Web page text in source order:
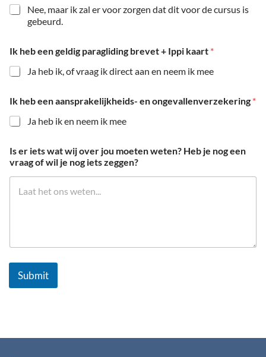
Nee, maar ik zal er voor zorgen dat dit voor de cursus is
gebeurd.
Ik heb een geldig paragliding brevet + Ippi kaart *
Ja heb ik, of vraag ik direct aan en neem ik mee
Ik heb een aansprakelijkheids- en ongevallenverzekering *
Ja heb ik en neem ik mee
Is er iets wat wij over jou moeten weten? Heb je nog een
vraag of wil je nog iets zeggen?
Submit